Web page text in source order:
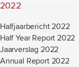
2022
Halfjaarbericht 2022
Half Year Report 2022
Jaarverslag 2022
Annual Report 2022